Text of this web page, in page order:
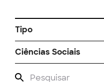
Tipo
Ciências Sociais